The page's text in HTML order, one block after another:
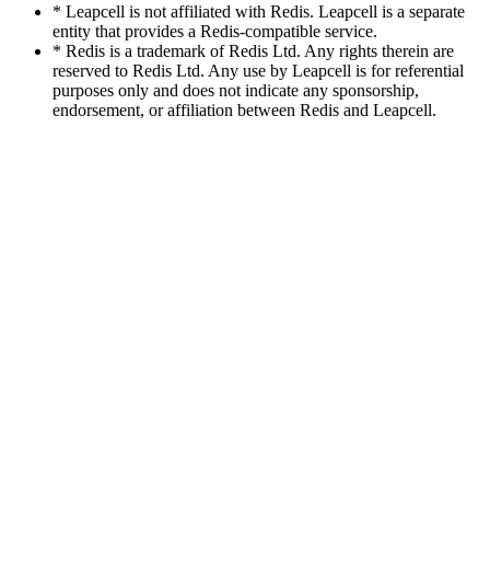
* Leapcell is not affiliated with Redis. Leapcell is a separate
entity that provides a Redis-compatible service.
* Redis is a trademark of Redis Ltd. Any rights therein are
reserved to Redis Ltd. Any use by Leapcell is for referential
purposes only and does not indicate any sponsorship,
endorsement, or affiliation between Redis and Leapcell.